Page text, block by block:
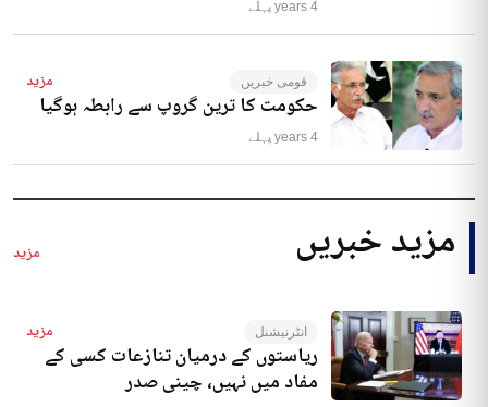
4 years پہلے
قومی خبریں مزید
حکومت کا ترین گروپ سے رابطہ ہوگیا
4 years پہلے
مزید خبریں مزید
انٹرنیشنل مزید
ریاستوں کے درمیان تنازعات کسی کے
مفاد میں نہیں، چینی صدر